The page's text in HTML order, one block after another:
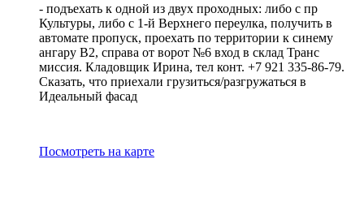
- подъехать к одной из двух проходных: либо с пр
Культуры, либо с 1-й Верхнего переулка, получить в
автомате пропуск, проехать по территории к синему
ангару В2, справа от ворот №6 вход в склад Транс
миссия. Кладовщик Ирина, тел конт. +7 921 335-86-79.
Сказать, что приехали грузиться/разгружаться в
Идеальный фасад
Посмотреть на карте